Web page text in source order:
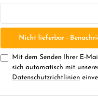
Nicht lieferbar -
Mit dem Senden Ihrer E-
sich automatisch mit
Datenschutzrichtlinien